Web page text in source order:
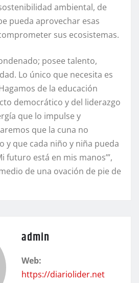
ambiental, de
pueda aprovechar esas
sus ecosistemas.
posee talento,
Lo único que necesita es
de la educación
democrático y del liderazgo
que lo impulse y
que la cuna no
y que cada niño y niña pueda
futuro está en mis manos’”,
de una ovación de pie de
admin
Web:
https://diariolider.net